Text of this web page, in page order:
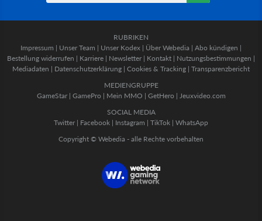
RUBRIKEN
Impressum | Unser Team | Unser Kodex | Über Webedia | Abo kündigen |
Bestellung widerrufen | Karriere | Newsletter | Kontakt | Nutzungsbestimmungen |
Mediadaten | Datenschutzerklärung | Cookies & Tracking | Transparenzbericht
MEDIENGRUPPE
GameStar| GamePro | Mein MMO | GetHero | Jeuxvideo.com
SOCIAL MEDIA
Twitter | Facebook | Instagram | TikTok | WhatsApp
Copyright © Webedia - alle Rechte vorbehalten